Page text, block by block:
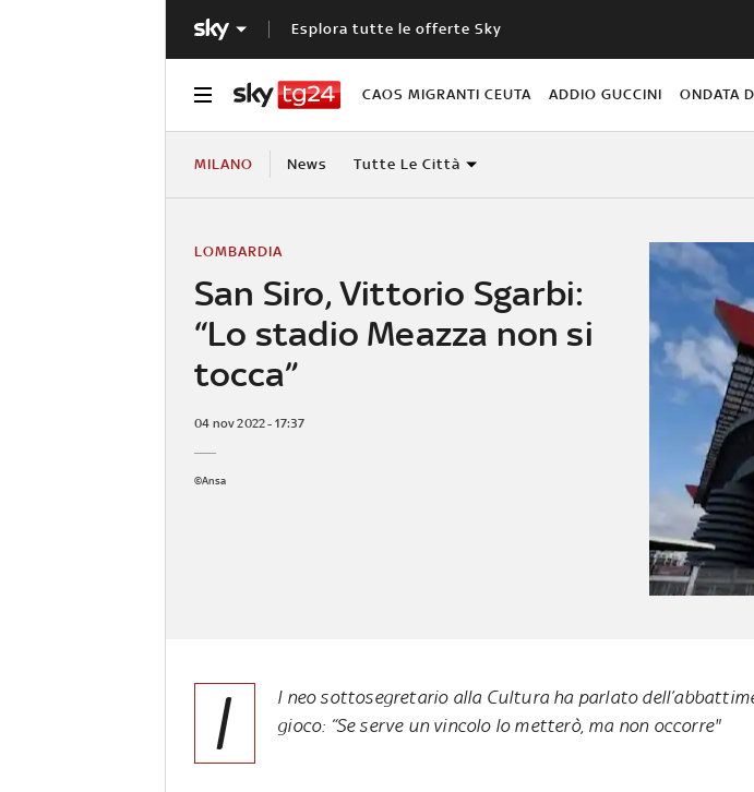
Esplora tutte le offerte Sky
CAOS MIGRANTI CEUTA ADDIO GUCCINI ONDATA
MILANO News Tutte Le Città
San Siro, Vittorio Sgarbi:
“Lo stadio Meazza non si
tocca”
LOMBARDIA
04 nov 2022 - 17:37
©Ansa
I
l neo sottosegretario alla Cultura ha parlato
gioco: “Se serve un vincolo lo metterò, ma non occorre"